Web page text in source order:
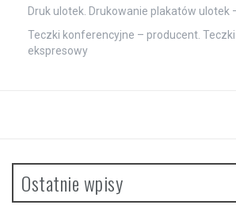
Druk ulotek. Drukowanie plakatów ulotek
Teczki konferencyjne – producent.
ekspresowy
Ostatnie wpisy